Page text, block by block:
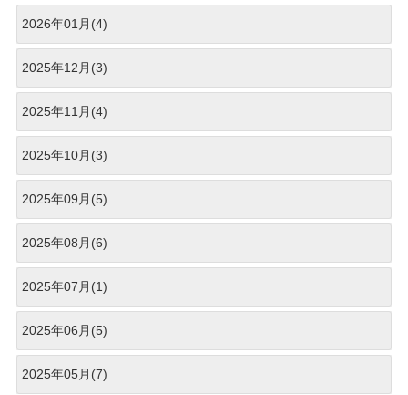
2026年01月(4)
2025年12月(3)
2025年11月(4)
2025年10月(3)
2025年09月(5)
2025年08月(6)
2025年07月(1)
2025年06月(5)
2025年05月(7)